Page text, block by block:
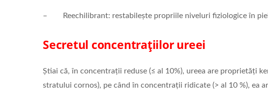
– Reechilibrant: restabilește propriile niveluri fiziologice în
Secretul concentrațiilor ureei
Știai că, în concentrații reduse (≤ al 10%), ureea are proprietăți
stratului cornos), pe când în concentrații ridicate (> al 10 %), ea